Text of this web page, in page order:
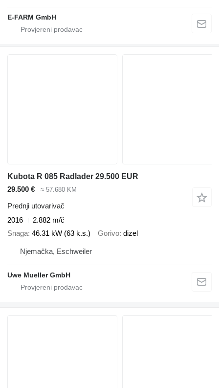
E-FARM GmbH
Kubota R 085 Radlader 29.500 EUR
29.500 €
≈ 57.680 KM
Prednji utovarivač
2016
2.882 m/č
Snaga 46.31 kW (63 k.s.) Gorivo dizel
Njemačka, Eschweiler
Uwe Mueller GmbH